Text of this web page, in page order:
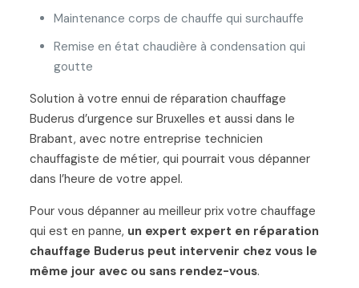
Maintenance corps de chauffe qui surchauffe
Remise en état chaudière à condensation qui
goutte
Solution à votre ennui de réparation chauffage
Buderus d’urgence sur Bruxelles et aussi dans le
Brabant, avec notre entreprise technicien
chauffagiste de métier, qui pourrait vous dépanner
dans l’heure de votre appel.
Pour vous dépanner au meilleur prix votre chauffage
qui est en panne, un expert expert en réparation
chauffage Buderus peut intervenir chez vous le
même jour avec ou sans rendez-vous.